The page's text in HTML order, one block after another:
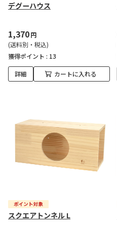
デグーハウス
1,370円
(送料別・税込)
獲得ポイント : 13
詳細 カートに入れる
スクエアトンネル L